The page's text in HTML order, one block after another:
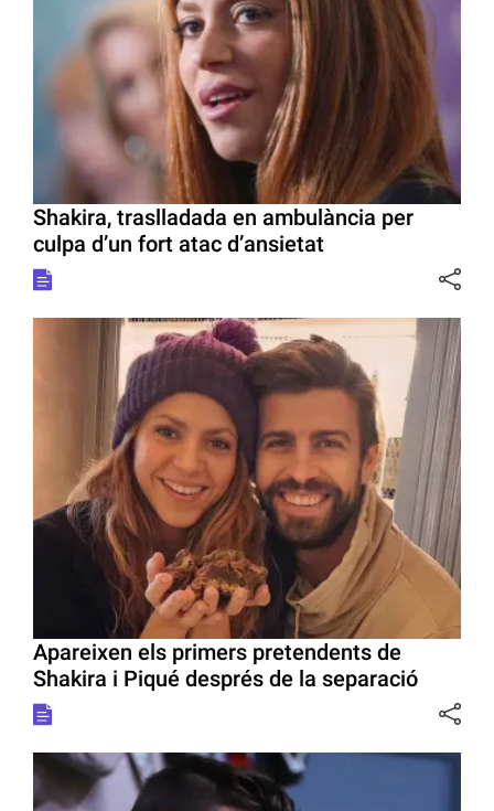
Shakira, traslladada en ambulància per
culpa d’un fort atac d’ansietat
Apareixen els primers pretendents de
Shakira i Piqué després de la separació